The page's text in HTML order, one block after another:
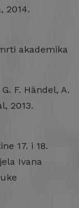
2014.
akademika
F. Händel, A.
2013.
17. i 18.
Ivana